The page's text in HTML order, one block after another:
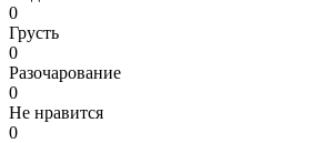
0
Грусть
0
Разочарование
0
Не нравится
0